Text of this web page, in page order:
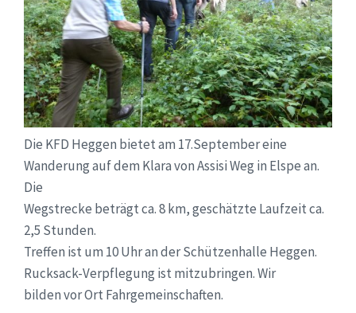
Die KFD Heggen bietet am 17.September eine
Wanderung auf dem Klara von Assisi Weg in Elspe an.
Die
Wegstrecke beträgt ca. 8 km, geschätzte Laufzeit ca.
2,5 Stunden.
Treffen ist um 10 Uhr an der Schützenhalle Heggen.
Rucksack-Verpflegung ist mitzubringen. Wir
bilden vor Ort Fahrgemeinschaften.